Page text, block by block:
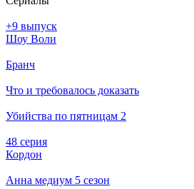
+9 выпуск
Шоу Воли
Бранч
Что и требовалось доказать
Убийства по пятницам 2
48 серия
Кордон
Анна медиум 5 сезон